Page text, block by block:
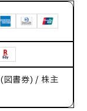
図書券) / 株主